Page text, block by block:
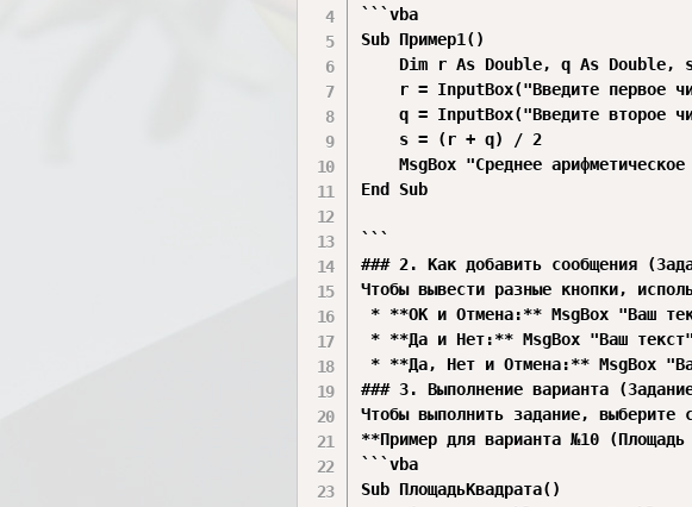
```vba
Sub Пример1()
Dim r As Double, q As Double,
r = InputBox("Введите первое
q = InputBox("Введите второе
    s = (r + q) / 2
MsgBox "Среднее арифметическое
End Sub
```
### 2. Как добавить сообщения
Чтобы вывести разные кнопки,
* **ОК и Отмена:** MsgBox "Ваш
* **Да и Нет:** MsgBox "Ваш
* **Да, Нет и Отмена:** MsgBox
### 3. Выполнение варианта
Чтобы выполнить задание,
**Пример для варианта №10
```vba
Sub ПлощадьКвадрата()